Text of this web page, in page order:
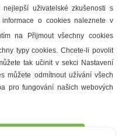
a galerie
uživatelské zkušenosti s
o cookies naleznete v
na Přijmout všechny cookies
typy cookies. Chcete-li povolit
tak učinit v sekci Nastavení
můžete odmítnout užívání všech
pro fungování našich webových